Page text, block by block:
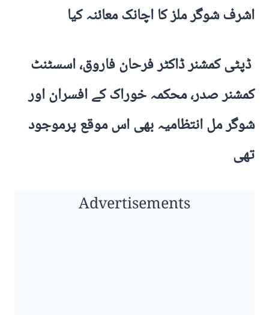
اشرف شوگر ملز کا اچانک معائنہ کیا
ڈپٹی کمشنر ڈاکٹر فرحان فاروق، اسسٹنٹ
کمشنر صدر، محکمہ خوراک کے افسران اور
شوگر مل انتظامیہ بھی اس موقع پرموجود
تھی
Advertisements